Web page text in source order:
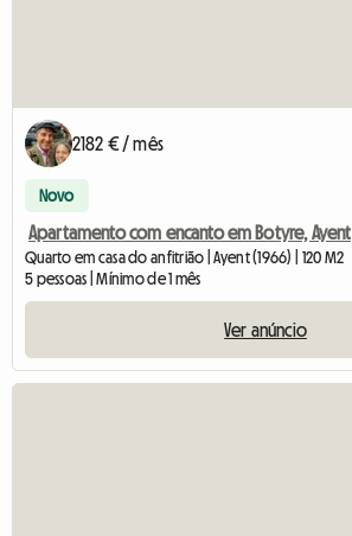
2182 € / mês
Novo
Apartamento com encanto em Botyre, Ayent
Quarto em casa do anfitrião | Ayent (1966) | 120 M2
5 pessoas | Mínimo de 1 mês
Ver anúncio